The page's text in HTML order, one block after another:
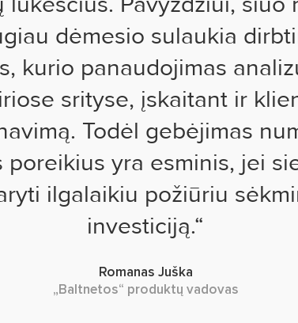
dėmesio sulaukia
kurio panaudojimas
srityse, įskaitant ir
Todėl gebėjimas
poreikius yra esminis, jei
ilgalaikiu požiūriu
investiciją.“
Romanas Juška
„Baltnetos“ produktų vadovas